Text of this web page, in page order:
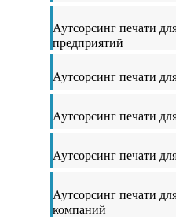
Аутсорсинг печати
предприятий
Аутсорсинг печати
Аутсорсинг печати
Аутсорсинг печати
Аутсорсинг печати
компаний